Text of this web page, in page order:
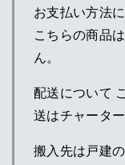
お支払い方法
こちらの商品
ん。
配送について
送はチャータ
搬入先は戸建